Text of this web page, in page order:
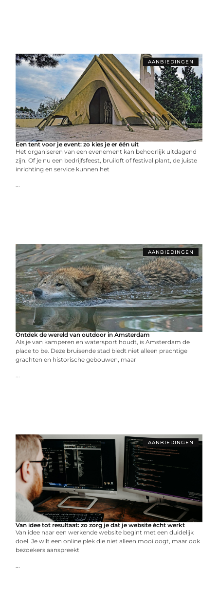
AANBIEDINGEN
Een tent voor je event: zo kies je er één uit
Het organiseren van een evenement kan behoorlijk uitdagend
zijn. Of je nu een bedrijfsfeest, bruiloft of festival plant, de juiste
inrichting en service kunnen het
...
AANBIEDINGEN
Ontdek de wereld van outdoor in Amsterdam
Als je van kamperen en watersport houdt, is Amsterdam de
place to be. Deze bruisende stad biedt niet alleen prachtige
grachten en historische gebouwen, maar
...
AANBIEDINGEN
Van idee tot resultaat: zo zorg je dat je website écht werkt
Van idee naar een werkende website begint met een duidelijk
doel. Je wilt een online plek die niet alleen mooi oogt, maar ook
bezoekers aanspreekt
...